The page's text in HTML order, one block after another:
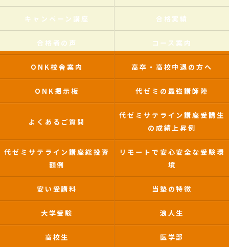
キャンペーン講座 合格実績
合格者の声 コース案内
ONK校舎案内 高卒・高校中退の方へ
ONK掲示板 代ゼミの最強講師陣
よくあるご質問
代ゼミサテライン講座受講生
の成績上昇例
代ゼミサテライン講座総投資
額例
リモートで安心安全な受験環
境
安い受講料 当塾の特徴
大学受験 浪人生
高校生 医学部